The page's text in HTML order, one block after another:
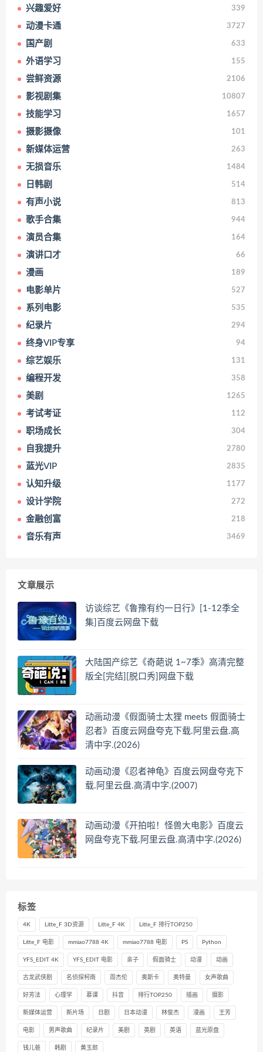
兴趣爱好 339
动漫卡通 3727
国产剧 633
外语学习 155
尝鲜资源 2106
影视剧集 10807
技能学习 1657
摄影摄像 101
新媒体运营 263
无损音乐 1484
日韩剧 514
有声小说 813
歌手合集 944
演员合集 164
演讲口才 66
漫画 189
电影单片 527
系列电影 535
纪录片 294
终身VIP专享 94
综艺娱乐 131
编程开发 358
美剧 1265
考试考证 112
职场成长 304
自我提升 2780
蓝光VIP 2835
认知升级 1177
设计学院 272
金融创富 218
音乐有声 3469
文章展示
访谈综艺《鲁豫有约一日行》[1-12季全
集]百度云网盘下载
大陆国产综艺《奇葩说 1~7季》高清完整
版全[完结][脱口秀]网盘下载
动画动漫《假面骑士太狸 meets 假面骑士
忍者》百度云网盘夸克下载.阿里云盘.高
清中字.(2026)
动画动漫《忍者神龟》百度云网盘夸克下
载.阿里云盘.高清中字.(2007)
动画动漫《开拍啦！怪兽大电影》百度云
网盘夸克下载.阿里云盘.高清中字.(2026)
标签
4K Litte_F 3D资源 Litte_F 4K Litte_F 排行TOP250
Litte_F 电影 mmiao7788 4K mmiao7788 电影 PS Python
YFS_EDIT 4K YFS_EDIT 电影 亲子 假面骑士 动漫 动画
古龙武侠剧 名侦探柯南 周杰伦 奥斯卡 奥特曼 女声歌曲
好芳法 心理学 慕课 抖音 排行TOP250 插画 摄影
新媒体运营 新片场 日剧 日本动漫 林俊杰 漫画 王芳
电影 男声歌曲 纪录片 美剧 英剧 英语 蓝光原盘
钱儿爸 韩剧 黄玉郎